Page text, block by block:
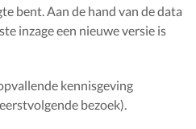
bent. Aan de hand van de data
inzage een nieuwe versie is
kennisgeving
bezoek).